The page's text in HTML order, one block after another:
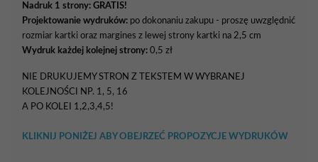
Nadruk 1 strony: GRATIS!
Projektowanie wydruków: po dokonaniu zakupu - proszę uwzględnić
rozmiar kartki oraz margines z lewej strony kartki na 2,5 cm
Wydruk każdej kolejnej strony: 0,5 zł
NIE DRUKUJEMY STRON Z TEKSTEM W WYBRANEJ
KOLEJNOŚCI NP. 1, 5, 16
A PO KOLEI 1,2,3,4,5!
KLIKNIJ PONIŻEJ ABY OBEJRZEĆ PROPOZYCJE WYDRUKÓW